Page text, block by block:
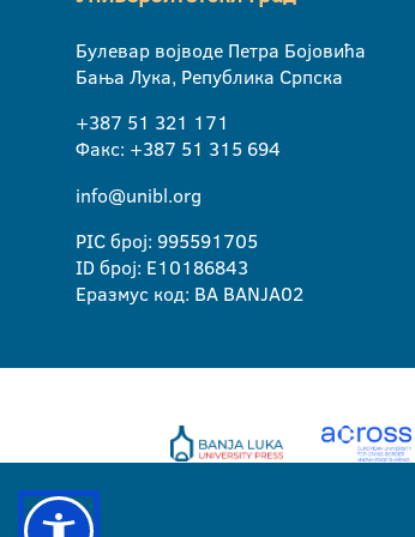
Булевар војводе Петра Бојовића
Бања Лука, Република Српска
+387 51 321 171
Факс: +387 51 315 694
info@unibl.org
PIC број: 995591705
ID број: E10186843
Еразмус код: BA BANJA02